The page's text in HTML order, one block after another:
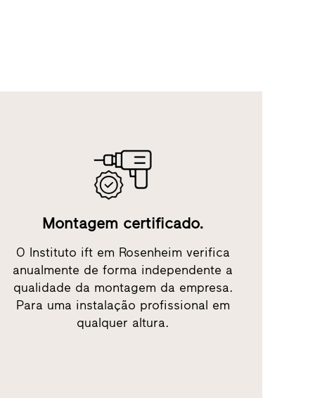
Montagem certificado.
O Instituto ift em Rosenheim verifica
anualmente de forma independente a
qualidade da montagem da empresa.
Para uma instalação profissional em
qualquer altura.